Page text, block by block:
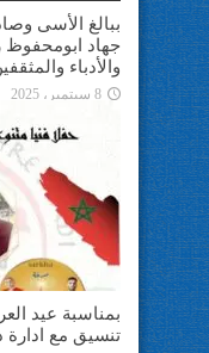
ببالغ الأسى
جهاد
والأدباء
8 سبتمبر، 2025
بمناسبة عيد
تنسيق مع ادارة